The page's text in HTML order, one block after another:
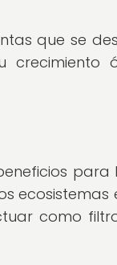
que se
crecimiento
para
ecosistemas
como